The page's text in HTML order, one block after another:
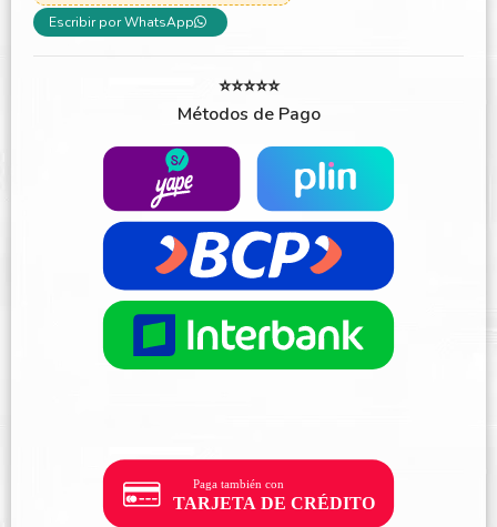
Escribir por WhatsApp
⭐⭐⭐⭐⭐
Métodos de Pago